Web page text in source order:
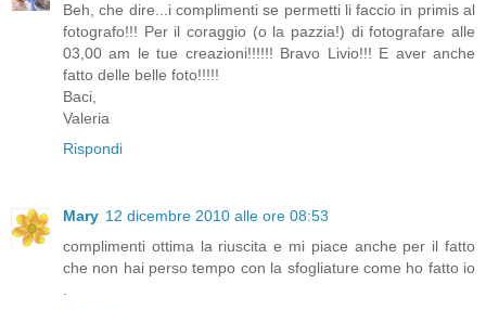
Beh, che dire...i complimenti se permetti li faccio in primis al
fotografo!!! Per il coraggio (o la pazzia!) di fotografare alle
03,00 am le tue creazioni!!!!!! Bravo Livio!!! E aver anche
fatto delle belle foto!!!!!
Baci,
Valeria
Rispondi
Mary 12 dicembre 2010 alle ore 08:53
complimenti ottima la riuscita e mi piace anche per il fatto
che non hai perso tempo con la sfogliature come ho fatto io